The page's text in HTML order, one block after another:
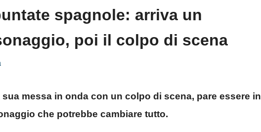
spagnole: arriva un
poi il colpo di scena
messa in onda con un colpo di scena, pare essere in
che potrebbe cambiare tutto.